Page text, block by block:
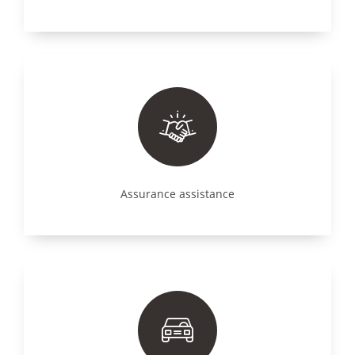
Assurance assistance